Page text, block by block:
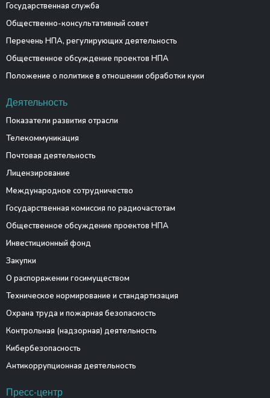
Государственная служба
Общественно-консультативный совет
Перечень НПА, регулирующих деятельность
Общественное обсуждение проектов НПА
Положение о политике в отношении обработки куки
Деятельность
Показатели развития отрасли
Телекоммуникация
Почтовая деятельность
Лицензирование
Международное сотрудничество
Государственная комиссия по радиочастотам
Общественное обсуждение проектов НПА
Инвестиционный фонд
Закупки
О распоряжении госимуществом
Техническое нормирование и стандартизация
Охрана труда и пожарная безопасность
Контрольная (надзорная) деятельность
Кибербезопасность
Антикоррупционная деятельность
Пресс-центр